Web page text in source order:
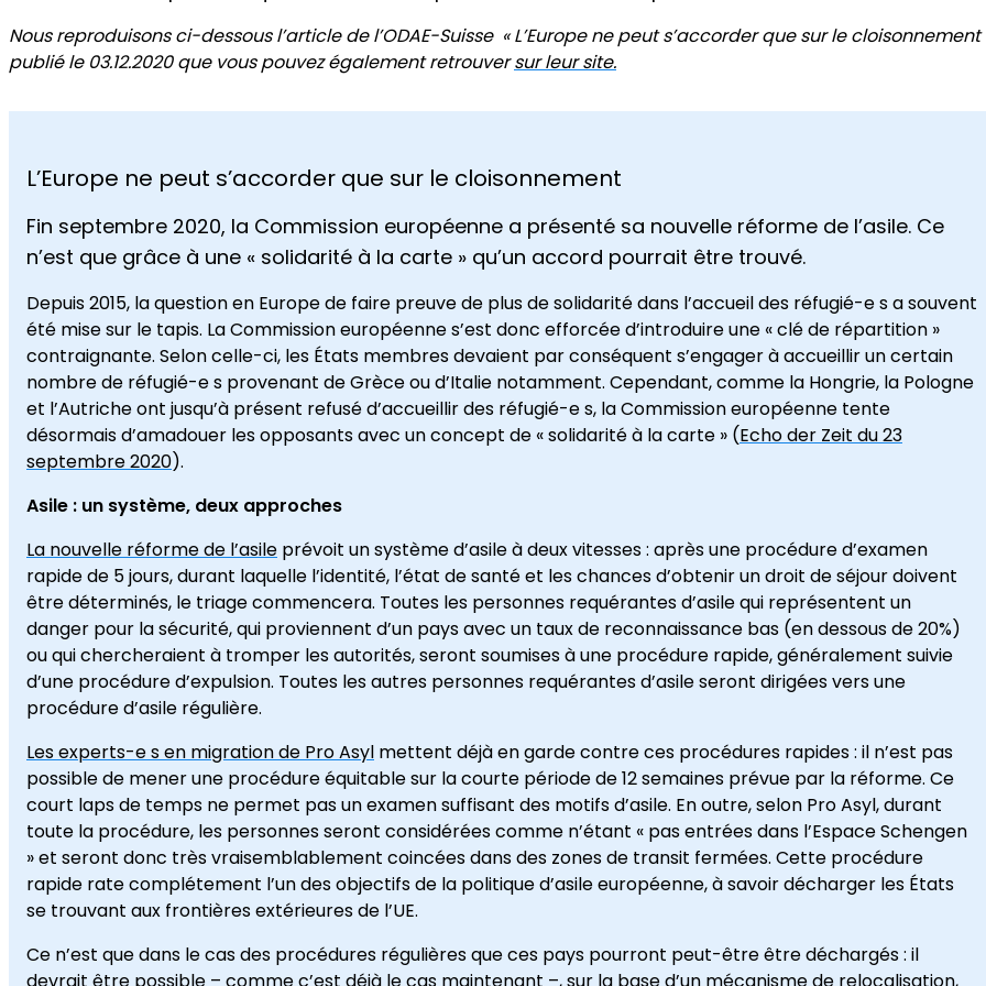
Nous reproduisons ci-dessous l’article de l’ODAE-Suisse « L’Europe ne peut s’accorder que sur le cloisonnement
publié le 03.12.2020 que vous pouvez également retrouversur leur site.
L’Europe ne peut s’accorder que sur le cloisonnement
Fin septembre 2020, la Commission européenne a présenté sa nouvelle réforme de l’asile. Ce
n’est que grâce à une « solidarité à la carte » qu’un accord pourrait être trouvé.
Depuis 2015, la question en Europe de faire preuve de plus de solidarité dans l’accueil des réfugié-e s a souvent
été mise sur le tapis. La Commission européenne s’est donc efforcée d’introduire une « clé de répartition »
contraignante. Selon celle-ci, les États membres devaient par conséquent s’engager à accueillir un certain
nombre de réfugié-e s provenant de Grèce ou d’Italie notamment. Cependant, comme la Hongrie, la Pologne
et l’Autriche ont jusqu’à présent refusé d’accueillir des réfugié-e s, la Commission européenne tente
désormais d’amadouer les opposants avec un concept de « solidarité à la carte » (Echo der Zeit du 23
septembre 2020).
Asile : un système, deux approches
La nouvelle réforme de l’asile prévoit un système d’asile à deux vitesses : après une procédure d’examen
rapide de 5 jours, durant laquelle l’identité, l’état de santé et les chances d’obtenir un droit de séjour doivent
être déterminés, le triage commencera. Toutes les personnes requérantes d’asile qui représentent un
danger pour la sécurité, qui proviennent d’un pays avec un taux de reconnaissance bas (en dessous de 20%)
ou qui chercheraient à tromper les autorités, seront soumises à une procédure rapide, généralement suivie
d’une procédure d’expulsion. Toutes les autres personnes requérantes d’asile seront dirigées vers une
procédure d’asile régulière.
Les experts-e s en migration de Pro Asyl mettent déjà en garde contre ces procédures rapides : il n’est pas
possible de mener une procédure équitable sur la courte période de 12 semaines prévue par la réforme. Ce
court laps de temps ne permet pas un examen suffisant des motifs d’asile. En outre, selon Pro Asyl, durant
toute la procédure, les personnes seront considérées comme n’étant « pas entrées dans l’Espace Schengen
» et seront donc très vraisemblablement coincées dans des zones de transit fermées. Cette procédure
rapide rate complétement l’un des objectifs de la politique d’asile européenne, à savoir décharger les États
se trouvant aux frontières extérieures de l’UE.
Ce n’est que dans le cas des procédures régulières que ces pays pourront peut-être être déchargés : il